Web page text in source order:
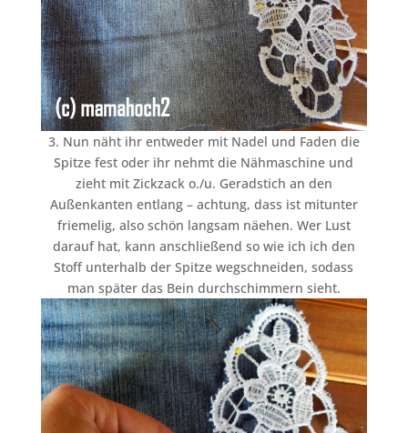
3. Nun näht ihr entweder mit Nadel und Faden die
Spitze fest oder ihr nehmt die Nähmaschine und
zieht mit Zickzack o./u. Geradstich an den
Außenkanten entlang – achtung, dass ist mitunter
friemelig, also schön langsam näehen. Wer Lust
darauf hat, kann anschließend so wie ich ich den
Stoff unterhalb der Spitze wegschneiden, sodass
man später das Bein durchschimmern sieht.